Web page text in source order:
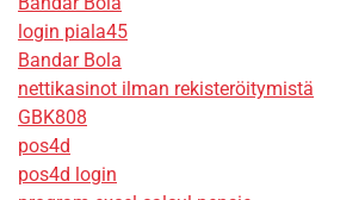
login piala45
Bandar Bola
nettikasinot ilman rekisteröitymistä
GBK808
pos4d
pos4d login